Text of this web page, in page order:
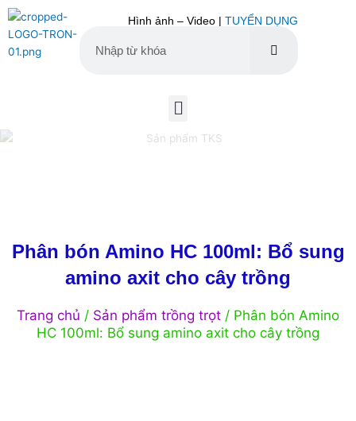
Nhảy
dung
Hình ảnh – Video |TUYỂN DỤNG
Menu
Phân bón Amino HC 100ml: Bổ sung
amino axit cho cây trồng
Trang chủ / Sản phẩm trồng trọt / Phân bón Amino
HC 100ml: Bổ sung amino axit cho cây trồng